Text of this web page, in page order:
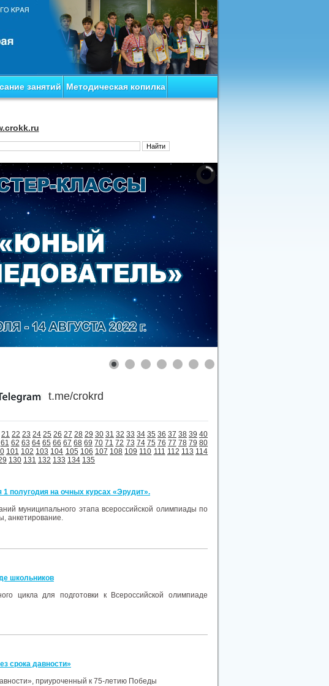
занятий Методическая копилка
t.me/crokrd
21 22 23 24 25 26 27 28 29 30 31 32 33 34 35 36 37 38 39 40
61 62 63 64 65 66 67 68 69 70 71 72 73 74 75 76 77 78 79 80
101 102 103 104 105 106 107 108 109 110 111 112 113 114
130 131 132 133 134 135
1 полугодия на очных курсах «Эрудит».
муниципального этапа всероссийской олимпиады по
анкетирование.
школьников
цикла для подготовки к Всероссийской олимпиаде
срока давности»
приуроченный к 75-летию Победы